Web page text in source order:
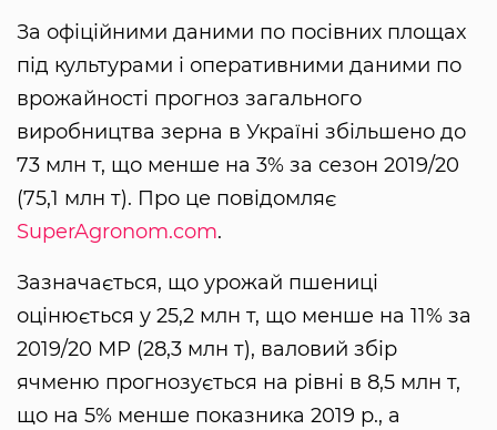
За офіційними даними по посівних площах
під культурами і оперативними даними по
врожайності прогноз загального
виробництва зерна в Україні збільшено до
73 млн т, що менше на 3% за сезон 2019/20
(75,1 млн т). Про це повідомляє
SuperAgronom.com.
Зазначається, що урожай пшениці
оцінюється у 25,2 млн т, що менше на 11% за
2019/20 МР (28,3 млн т), валовий збір
ячменю прогнозується на рівні в 8,5 млн т,
що на 5% менше показника 2019 р., а